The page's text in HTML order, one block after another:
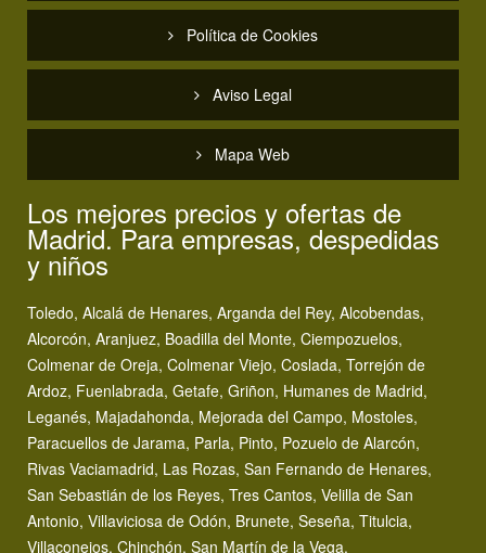
Política de Cookies
Aviso Legal
Mapa Web
Los mejores precios y ofertas de
Madrid. Para empresas, despedidas
y niños
Toledo, Alcalá de Henares, Arganda del Rey, Alcobendas,
Alcorcón, Aranjuez, Boadilla del Monte, Ciempozuelos,
Colmenar de Oreja, Colmenar Viejo, Coslada, Torrejón de
Ardoz, Fuenlabrada, Getafe, Griñon, Humanes de Madrid,
Leganés, Majadahonda, Mejorada del Campo, Mostoles,
Paracuellos de Jarama, Parla, Pinto, Pozuelo de Alarcón,
Rivas Vaciamadrid, Las Rozas, San Fernando de Henares,
San Sebastián de los Reyes, Tres Cantos, Velilla de San
Antonio, Villaviciosa de Odón, Brunete, Seseña, Titulcia,
Villaconejos, Chinchón, San Martín de la Vega.